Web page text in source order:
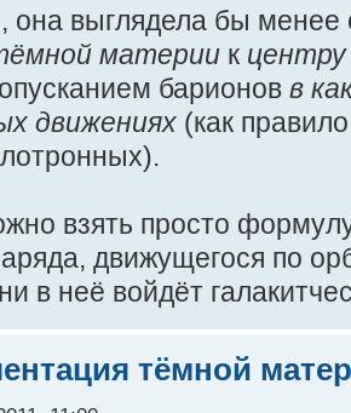
она выглядела бы менее
материи к
барионов в
движениях (как
взять просто
движущегося по
в неё войдёт
тёмной